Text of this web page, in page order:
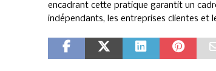
encadrant cette pratique garantit un
indépendants, les entreprises clientes et